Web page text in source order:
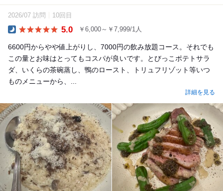
2026/07 訪問 10回目
5.0 ￥6,000～￥7,999/1人
6600円からやや値上がりし、7000円の飲み放題コース。それでも
この量とお味はとってもコスパが良いです。とびっこポテトサラ
ダ、いくらの茶碗蒸し、鴨のロースト、トリュフリゾット等いつ
ものメニューから、...
詳細を見る